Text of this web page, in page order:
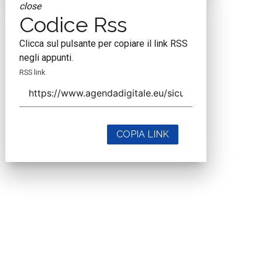
close
Codice Rss
Clicca sul pulsante per copiare il link RSS
negli appunti.
RSS link
COPIA LINK